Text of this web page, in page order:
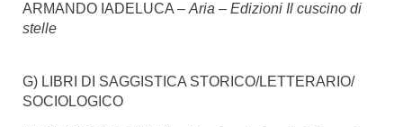
ARMANDO IADELUCA – Aria – Edizioni Il cuscino di
stelle
G) LIBRI DI SAGGISTICA STORICO/LETTERARIO/
SOCIOLOGICO